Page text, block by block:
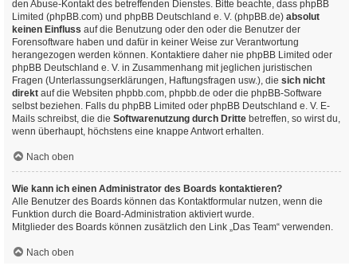
den Abuse-Kontakt des betreffenden Dienstes. Bitte beachte, dass phpBB
Limited (phpBB.com) und phpBB Deutschland e. V. (phpBB.de) absolut
keinen Einfluss auf die Benutzung oder den oder die Benutzer der
Forensoftware haben und dafür in keiner Weise zur Verantwortung
herangezogen werden können. Kontaktiere daher nie phpBB Limited oder
phpBB Deutschland e. V. in Zusammenhang mit jeglichen juristischen
Fragen (Unterlassungserklärungen, Haftungsfragen usw.), die sich nicht
direkt auf die Websiten phpbb.com, phpbb.de oder die phpBB-Software
selbst beziehen. Falls du phpBB Limited oder phpBB Deutschland e. V. E-
Mails schreibst, die die Softwarenutzung durch Dritte betreffen, so wirst du,
wenn überhaupt, höchstens eine knappe Antwort erhalten.
Nach oben
Wie kann ich einen Administrator des Boards kontaktieren?
Alle Benutzer des Boards können das Kontaktformular nutzen, wenn die
Funktion durch die Board-Administration aktiviert wurde.
Mitglieder des Boards können zusätzlich den Link „Das Team“ verwenden.
Nach oben